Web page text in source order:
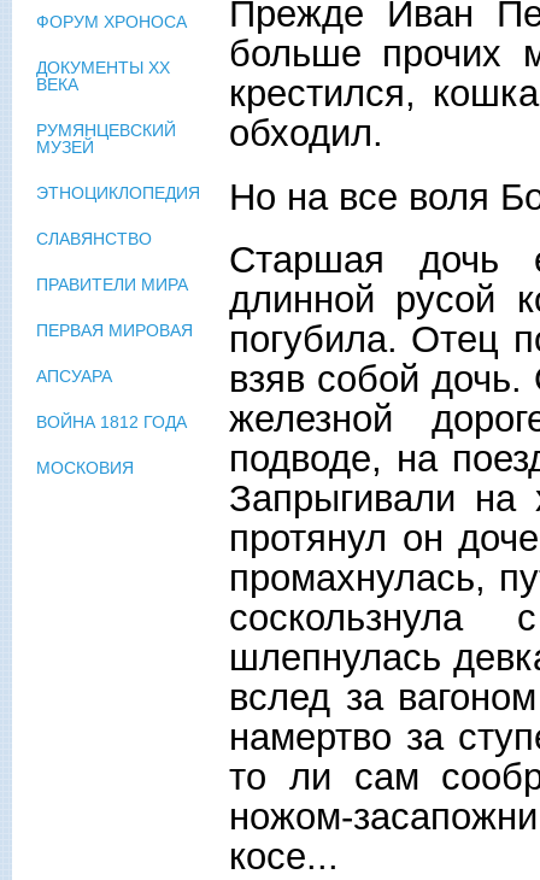
Прежде Иван
больше прочих
крестился,
обходил.
Но на все воля
Старшая дочь
длинной русой
погубила. Отец
взяв собой дочь.
железной
подводе, на
Запрыгивали
протянул он
промахнулась,
шлепнулась
вслед за
намертво за
то ли сам
ножом-
косе...
ФОРУМ ХРОНОСА
ДОКУМЕНТЫ XX
ВЕКА
РУМЯНЦЕВСКИЙ
МУЗЕЙ
ЭТНОЦИКЛОПЕДИЯ
СЛАВЯНСТВО
ПРАВИТЕЛИ МИРА
ПЕРВАЯ МИРОВАЯ
АПСУАРА
ВОЙНА 1812 ГОДА
МОСКОВИЯ